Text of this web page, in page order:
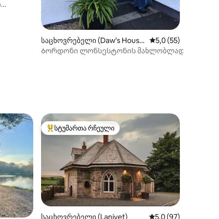
საცხოვრებელი (Daw's Hous
e)
საშუალო
5,0 (55)
Ბორდონი ლონსესტონის მახლობლად
სტუმართა რჩეული მოწინავე ვარიანტი
სტუმართა რჩეული
საცხოვრებელი (Lanivet) საშუალო
5,0 (97)